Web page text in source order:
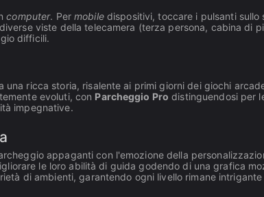
computer. Permobiledispositivi, toccare i pulsanti sullo
viste della telecamera (terza persona, cabina di
difficili.
una ricca storia, risalente ai primi giorni dei giochi
evoluti, con Parcheggio Pro distinguendosi per
impegnative.
appaganti con l'emozione della
le loro abilità di guida godendo di una grafica
di ambienti, garantendo ogni livello rimane